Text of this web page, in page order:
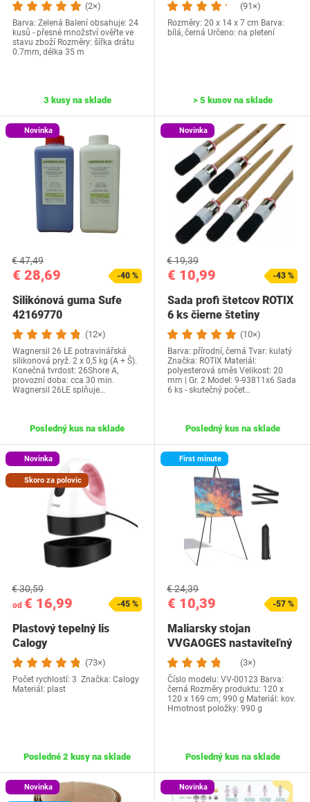
(2×)
Barva: Zelená Balení obsahuje: 24
kusů - přesné množství ověřte ve
stavu zboží Rozměry: šířka drátu
0.7mm, délka 35 m
3 kusy na sklade
(91×)
Rozměry: 20 x 14 x 7 cm Barva:
bílá, černá Určeno: na pletení
> 5 kusov na sklade
Novinka
€ 28,69
€ 47,49
-40 %
Silikónová guma Sufe
42169770
(12×)
Wagnersil 26 LE potravinářská
silikonová pryž. 2 x 0,5 kg (A + Š).
Konečná tvrdost: 26Shore A,
provozní doba: cca 30 min.
Wagnersil 26LE splňuje…
Posledný kus na sklade
Novinka
€ 10,99
€ 19,39
-43 %
Sada profi štetcov ROTIX
6 ks čierne štetiny
(10×)
Barva: přírodní, černá Tvar: kulatý
Značka: ROTIX Materiál:
polyesterová směs Velikost: 20
mm | Gr. 2 Model: 9-93811x6 Sada
6 ks - skutečný počet…
Posledný kus na sklade
Novinka
Skoro za polovic
od € 16,99
€ 30,59
-45 %
Plastový tepelný lis
Calogy
(73×)
Počet rychlostí: 3 Značka: Calogy
Materiál: plast
Posledné 2 kusy na sklade
First minute
€ 10,39
€ 24,39
-57 %
Maliarsky stojan
VVGAOGES nastaviteľný
(3×)
Číslo modelu: VV-00123 Barva:
černá Rozměry produktu: 120 x
120 x 169 cm; 990 g Materiál: kov.
Hmotnost položky: 990 g
Posledný kus na sklade
Novinka Novinka